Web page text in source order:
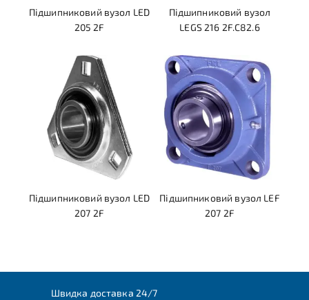
Підшипниковий вузол LED
205 2F
Підшипниковий вузол
LEGS 216 2F.C82.6
Підшипниковий вузол LED
207 2F
Підшипниковий вузол LEF
207 2F
Швидка доставка 24/7